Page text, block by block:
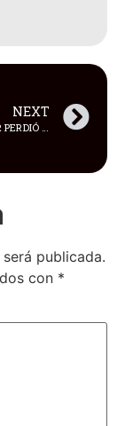
NEXT
publicada.
con *